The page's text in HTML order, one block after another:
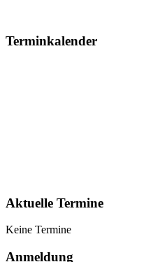
Terminkalender
Aktuelle Termine
Keine Termine
Anmeldung